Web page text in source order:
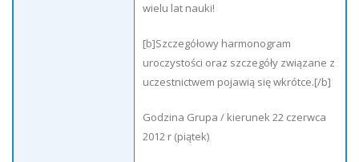
wielu lat nauki!
[b]Szczegółowy harmonogram
uroczystości oraz szczegóły związane z
uczestnictwem pojawią się wkrótce.[/b]
Godzina Grupa / kierunek 22 czerwca
2012 r (piątek)